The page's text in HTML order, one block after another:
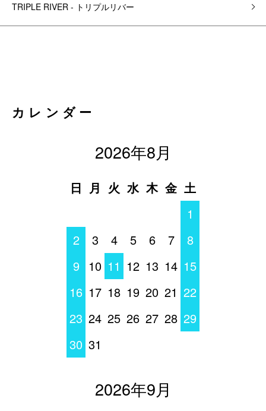
TRIPLE RIVER - トリプルリバー
カレンダー
2026年8月
日 月 火 水 木 金 土
1
2
3 4 5 6 7
8
9
10 11 12 13 14 15
16 17 18 19 20 21 22
23 24 25 26 27 28 29
30 31
2026年9月